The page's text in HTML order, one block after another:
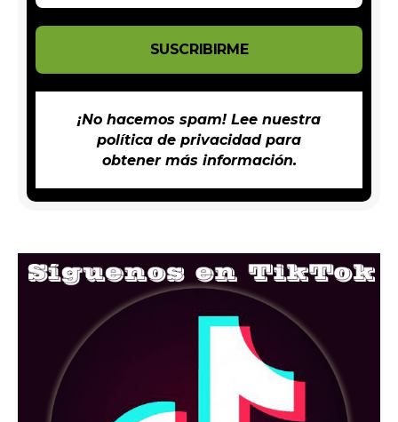
¡No hacemos spam! Lee nuestra
política de privacidadpara
obtener más información.